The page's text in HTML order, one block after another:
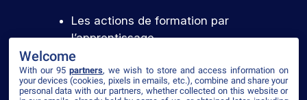
Les actions de formation par
l’apprentissage
Voir le certificat
Welcome
With our 95partners, we wish to store and access information on
your devices (cookies, pixels in emails, etc.), combine and share your
personal data with our partners, whether collected on this website or